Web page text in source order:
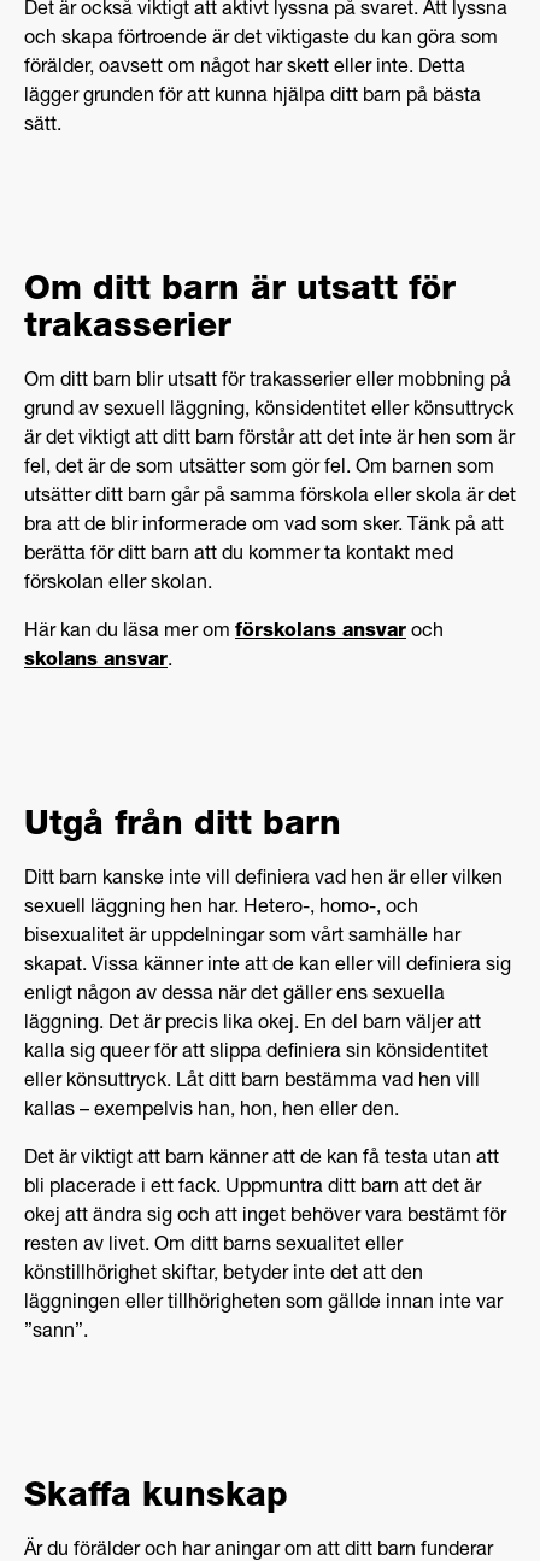
Det är också viktigt att aktivt lyssna på svaret. Att lyssna
och skapa förtroende är det viktigaste du kan göra som
förälder, oavsett om något har skett eller inte. Detta
lägger grunden för att kunna hjälpa ditt barn på bästa
sätt.
Om ditt barn är utsatt för
trakasserier
Om ditt barn blir utsatt för trakasserier eller mobbning på
grund av sexuell läggning, könsidentitet eller könsuttryck
är det viktigt att ditt barn förstår att det inte är hen som är
fel, det är de som utsätter som gör fel. Om barnen som
utsätter ditt barn går på samma förskola eller skola är det
bra att de blir informerade om vad som sker. Tänk på att
berätta för ditt barn att du kommer ta kontakt med
förskolan eller skolan.
Här kan du läsa mer om förskolans ansvar och
skolans ansvar.
Utgå från ditt barn
Ditt barn kanske inte vill definiera vad hen är eller vilken
sexuell läggning hen har. Hetero-, homo-, och
bisexualitet är uppdelningar som vårt samhälle har
skapat. Vissa känner inte att de kan eller vill definiera sig
enligt någon av dessa när det gäller ens sexuella
läggning. Det är precis lika okej. En del barn väljer att
kalla sig queer för att slippa definiera sin könsidentitet
eller könsuttryck. Låt ditt barn bestämma vad hen vill
kallas – exempelvis han, hon, hen eller den.
Det är viktigt att barn känner att de kan få testa utan att
bli placerade i ett fack. Uppmuntra ditt barn att det är
okej att ändra sig och att inget behöver vara bestämt för
resten av livet. Om ditt barns sexualitet eller
könstillhörighet skiftar, betyder inte det att den
läggningen eller tillhörigheten som gällde innan inte var
”sann”.
Skaffa kunskap
Är du förälder och har aningar om att ditt barn funderar